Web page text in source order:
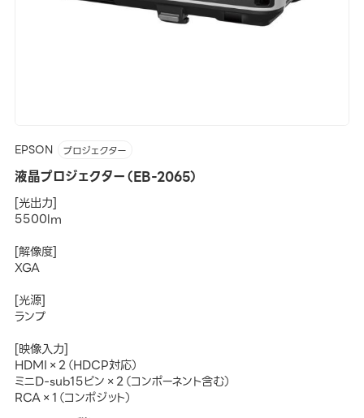
EPSON プロジェクター
液晶プロジェクター（EB-2065）
[光出力]
5500lm
[解像度]
XGA
[光源]
ランプ
[映像入力]
HDMI×2（HDCP対応）
ミニD-sub15ピン×2（コンポーネント含む）
RCA×1（コンポジット）